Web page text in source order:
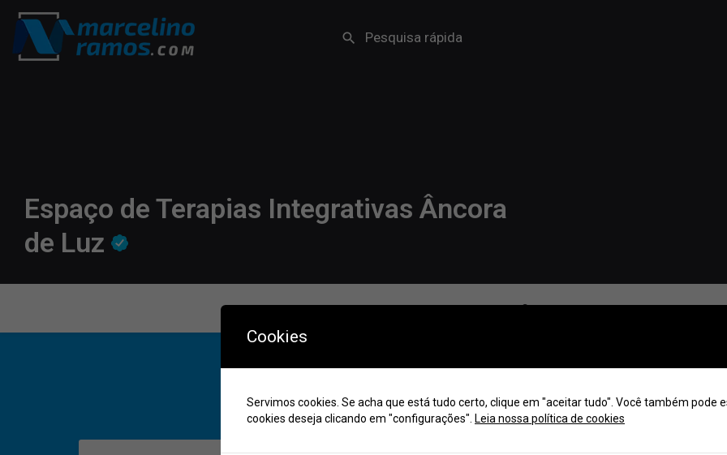
Espaço de Terapias Integrativas Âncora
de Luz
Contatos
Compartilhar
Cookies
Servimos cookies. Se acha que está tudo certo, clique em "aceitar tudo". Você também pode
cookies deseja clicando em "configurações". Leia nossa política de cookies